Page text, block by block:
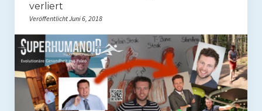
Rezepte
Brainfood
Fermente
Fisch & Meeresfrüchte
Fleisch und Geflügel
verliert
Veröffentlicht Juni 6, 2018